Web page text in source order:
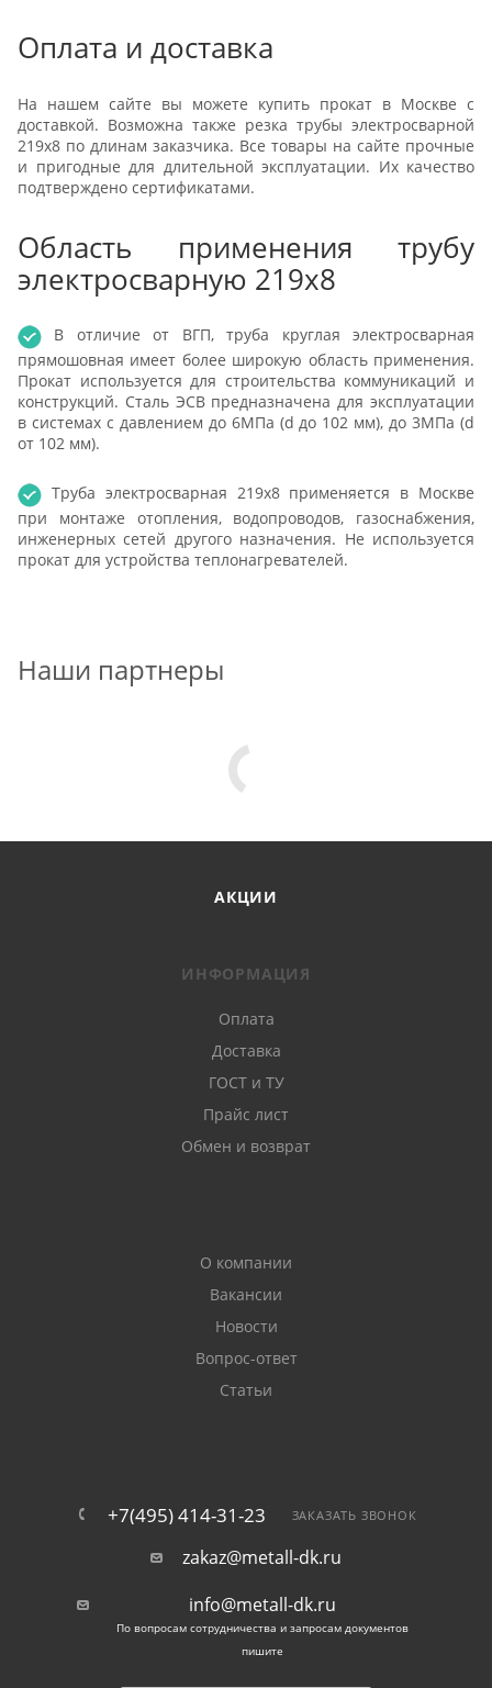
Оплата и доставка
На нашем сайте вы можете купить прокат в Москве с
доставкой. Возможна также резка трубы электросварной
219х8 по длинам заказчика. Все товары на сайте прочные
и пригодные для длительной эксплуатации. Их качество
подтверждено сертификатами.
Область применения трубу
электросварную 219х8
В отличие от ВГП, труба круглая электросварная
прямошовная имеет более широкую область применения.
Прокат используется для строительства коммуникаций и
конструкций. Сталь ЭСВ предназначена для эксплуатации
в системах с давлением до 6МПа (d до 102 мм), до 3МПа (d
от 102 мм).
Труба электросварная 219х8 применяется в Москве
при монтаже отопления, водопроводов, газоснабжения,
инженерных сетей другого назначения. Не используется
прокат для устройства теплонагревателей.
Наши партнеры
АКЦИИ
ИНФОРМАЦИЯ
Оплата
Доставка
ГОСТ и ТУ
Прайс лист
Обмен и возврат
О компании
Вакансии
Новости
Вопрос-ответ
Статьи
+7(495) 414-31-23 ЗАКАЗАТЬ ЗВОНОК
zakaz@metall-dk.ru
info@metall-dk.ru
По вопросам сотрудничества и запросам документов
пишите